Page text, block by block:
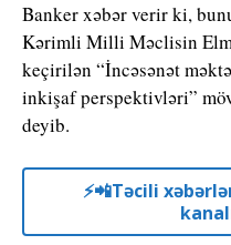
Banker xəbər verir ki,
Kərimli Milli Məclisin
keçirilən “İncəsənət
inkişaf perspektivləri”
deyib.
⚡️📲Təcili